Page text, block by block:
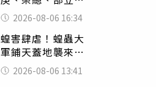
院都受害 「醫療
暴力男」離譜紀錄
曝光
2026-08-06 16:34
蝗害肆虐！蝗蟲大
軍鋪天蓋地襲來宛
如末日 網驚：聖
經十災
2026-08-06 13:41